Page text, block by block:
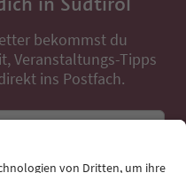
bekommst du
Veranstaltungs-Tipps
ins Postfach.